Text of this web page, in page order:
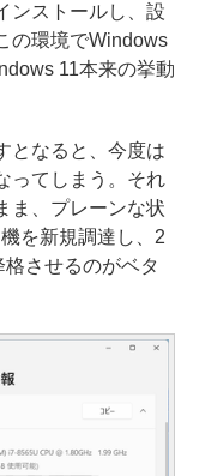
ンストールし、設
の環境でWindows
11本来の挙動
となると、今度は
ってしまう。それ
ま、プレーンな状
を新規調達し、2
させるのがベタ